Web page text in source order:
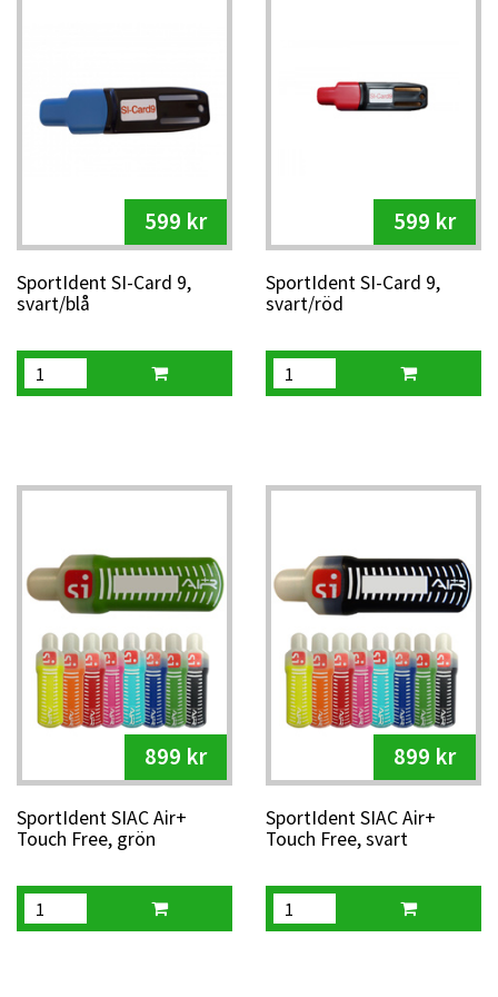
Elektronisk stämpling vid träning och tävling
599 kr
SportIdent SI-Card 9,
svart/blå
599 kr
SportIdent SI-Card 9,
svart/röd
899 kr
SportIdent SIAC Air+
Touch Free, grön
899 kr
SportIdent SIAC Air+
Touch Free, svart